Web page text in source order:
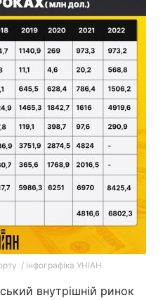
/ інфографіка УНІАН
внутрішній ринок